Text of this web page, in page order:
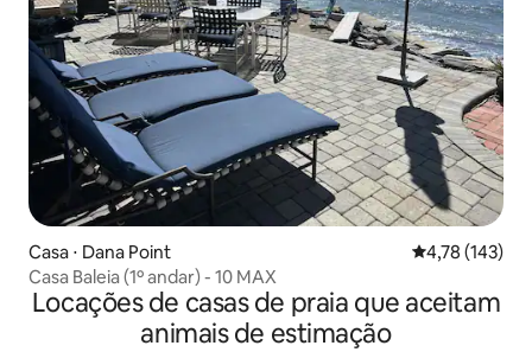
Casa ⋅ Dana Point 4,78 de uma
4,78 (143)
Casa Baleia (1º andar) - 10 MAX
Locações de casas de praia que aceitam
animais de estimação